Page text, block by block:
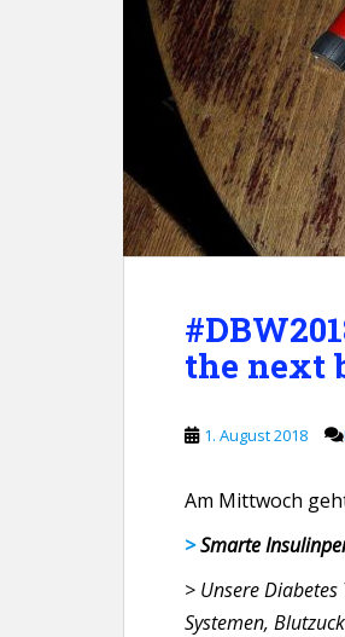
the next
1. August 2018
Am Mittwoch
>Smarte
> Unsere
Systemen,